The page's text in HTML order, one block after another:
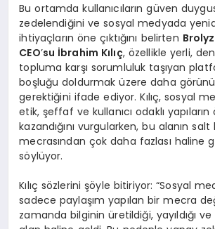
Bu ortamda kullanıcıların güven
zedelendiğini ve sosyal medyada
ihtiyaçların öne çıktığını belirten
CEO’su İbrahim Kılıç, özellikle yerli,
topluma karşı sorumluluk taşıyan
boşluğu doldurmak üzere daha
gerektiğini ifade ediyor. Kılıç, sosyal
etik, şeffaf ve kullanıcı odaklı
kazandığını vurgularken, bu alanın salt
mecrasından çok daha fazlası haline
söylüyor.
Kılıç sözlerini şöyle bitiriyor: “Sosyal
sadece paylaşım yapılan bir mecra
zamanda bilginin üretildiği, yayıldığı